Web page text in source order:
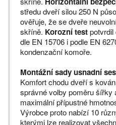
středu dveří silou 250 N
ověřuje, že se dveře
skříně. Korozní testpotvrdil
dle EN 15706 i podle EN
kondenzační komoře.
Montážní sady usnadní
Komfort chodu dveří s
správné volby poměru
maximální přípustné
Výrobce proto nabízí 10
kterými lze realizovat